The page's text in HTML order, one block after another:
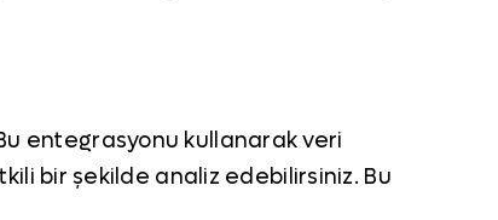
entegrasyonu kullanarak veri
bir şekilde analiz edebilirsiniz. Bu